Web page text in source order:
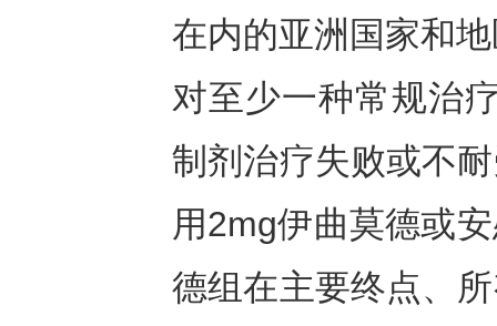
在内的亚洲国家和
对至少一种常规治
制剂治疗失败或不
用2mg伊曲莫德或
德组在主要终点、